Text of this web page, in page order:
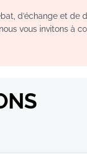
d’échange et
vous invitons à